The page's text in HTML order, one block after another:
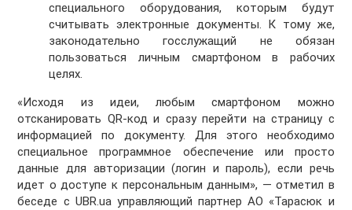
специального оборудования, которым будут
считывать электронные документы. К тому же,
законодательно госслужащий не обязан
пользоваться личным смартфоном в рабочих
целях.
«Исходя из идеи, любым смартфоном можно
отсканировать QR-код и сразу перейти на страницу с
информацией по документу. Для этого необходимо
специальное программное обеспечение или просто
данные для авторизации (логин и пароль), если речь
идет о доступе к персональным данным», — отметил в
беседе с UBR.ua управляющий партнер АО «Тарасюк и